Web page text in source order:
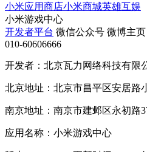
小米应用商店小米商城英雄互娱
小米游戏中心
开发者平台 微信公众号 微博主页
010-60606666
开发者：北京瓦力网络科技有限
北京地址：北京市昌平区安居路
南京地址：南京市建邺区永初路
应用名称：小米游戏中心